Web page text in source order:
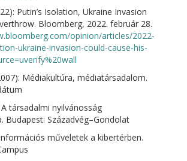
Putin’s Isolation, Ukraine Invasion
Bloomberg, 2022. február 28.
opinion/articles/2022-
ukraine-invasion-could-cause-his-
Médiakultúra, médiatársadalom.
társadalmi nyilvánosság
Budapest: Századvég–Gondolat
műveletek a kibertérben.